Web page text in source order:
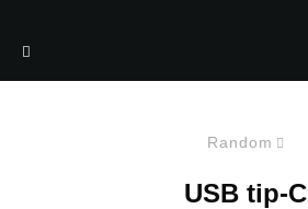
Random
USB tip-C